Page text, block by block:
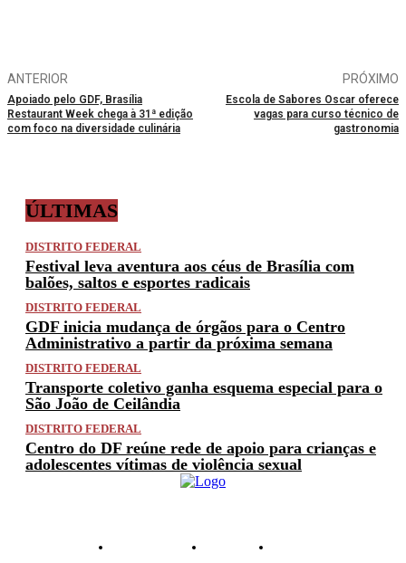
ANTERIOR
Apoiado pelo GDF, Brasília
Restaurant Week chega à 31ª edição
com foco na diversidade culinária
PRÓXIMO
Escola de Sabores Oscar oferece
vagas para curso técnico de
gastronomia
ÚLTIMAS
DISTRITO FEDERAL
Festival leva aventura aos céus de Brasília com
balões, saltos e esportes radicais
DISTRITO FEDERAL
GDF inicia mudança de órgãos para o Centro
Administrativo a partir da próxima semana
DISTRITO FEDERAL
Transporte coletivo ganha esquema especial para o
São João de Ceilândia
DISTRITO FEDERAL
Centro do DF reúne rede de apoio para crianças e
adolescentes vítimas de violência sexual